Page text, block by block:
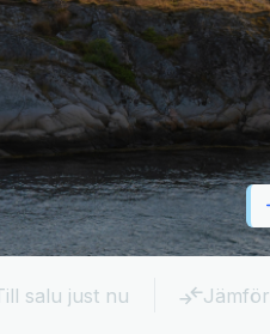
salu just nu Jämför